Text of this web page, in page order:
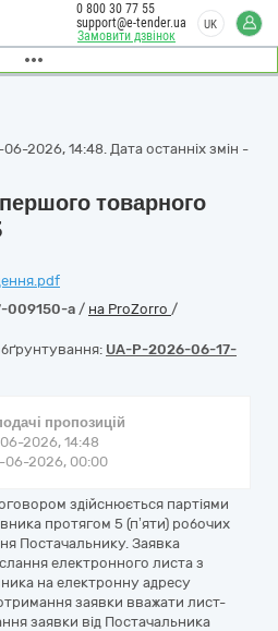
Замовити дзвінок
0 800 30 77 55
support@e-tender.ua
UK
2026, 14:48. Дата останніх змін -
товарного
009150-a/ на ProZorro /
UA-P-2026-06-17-
пропозицій
2026, 14:48
06-2026, 00:00
здійснюється партіями
протягом 5 (п’яти) робочих
Постачальнику. Заявка
електронного листа з
на електронну адресу
заявки вважати лист-
заявки від Постачальника